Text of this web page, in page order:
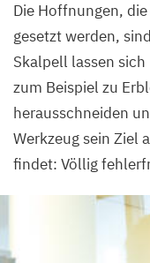
Die Hoffnungen,
gesetzt werden,
Skalpell lassen
zum Beispiel zu
herausschneiden
Werkzeug sein Ziel
findet: Völlig